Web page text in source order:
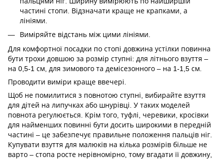
частині стопи. Відзначати краще не крапками, а
лініями.
Виміряйте відстань між цими лініями.
Для комфортної посадки по стопі довжина устілки повинна
бути трохи довшою за розмір ступні: для літнього взуття –
на 0,5-1 см, для зимового та демісезонного – на 1-1,5 см.
Проводити виміри краще ввечері.
Щоб не помилитися з повнотою ступні, вибирайте взуття
для дітей на липучках або шнурівці. У таких моделей
повнота регулюється. Крім того, туфлі, черевики, кросівки
для найменших повинні бути досить широкими в передній
частині – це забезпечує правильне положення пальців ніг.
Купувати взуття для малюків на кілька розмірів більше не
варто – стопа росте нерівномірно, тому вгадати її довжину,